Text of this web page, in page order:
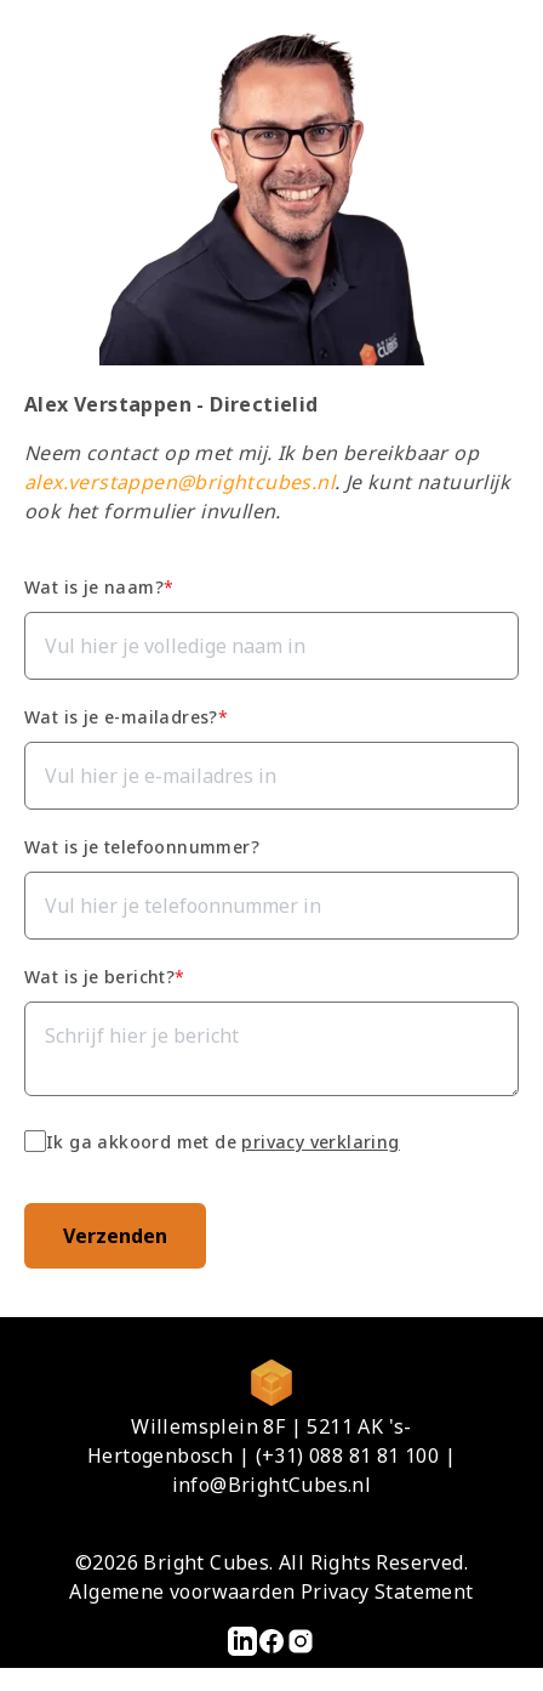
Alex Verstappen - Directielid
Neem contact op met mij. Ik ben bereikbaar op
alex.verstappen@brightcubes.nl. Je kunt natuurlijk
ook het formulier invullen.
Wat is je naam?*
Wat is je e-mailadres?*
Wat is je telefoonnummer?
Wat is je bericht?*
Ik ga akkoord met de privacy verklaring
Verzenden
Willemsplein 8F | 5211 AK 's-
Hertogenbosch | (+31) 088 81 81 100 |
info@BrightCubes.nl
©2026 Bright Cubes. All Rights Reserved.
Algemene voorwaarden Privacy Statement